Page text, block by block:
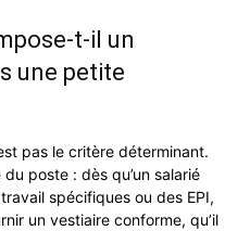
t-il un
une petite
pas le critère déterminant.
poste : dès qu’un salarié
spécifiques ou des EPI,
un vestiaire conforme, qu’il